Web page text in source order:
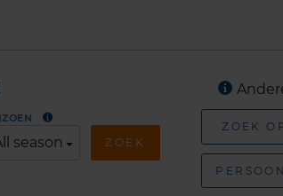
season ZOEK
ZOEK